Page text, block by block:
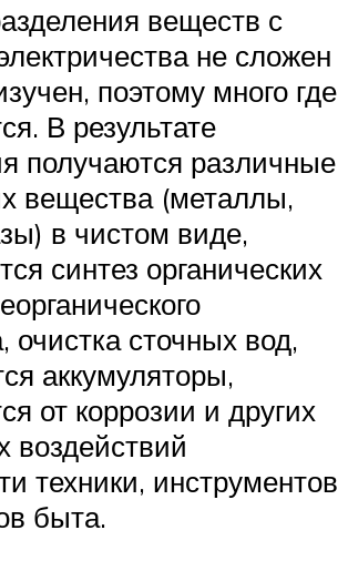
веществ с
не сложен
поэтому много где
В результате
получаются различные
вещества (металлы,
в чистом виде,
синтез органических
очистка сточных вод,
аккумуляторы,
от коррозии и других
воздействий
техники, инструментов
быта.